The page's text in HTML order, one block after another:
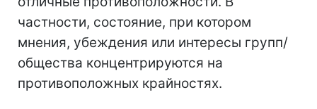
частности, состояние, при котором
мнения, убеждения или интересы групп/
общества концентрируются на
противоположных крайностях.